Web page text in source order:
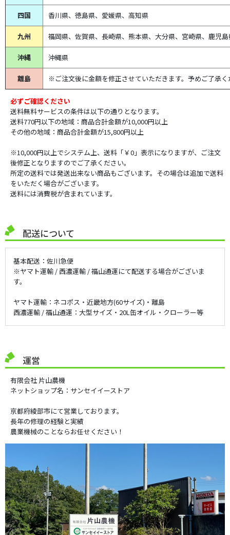
四国 香川県、徳島県、愛媛県、高知県
九州 福岡県、佐賀県、長崎県、熊本県、大分県、宮崎県、鹿児
沖縄 沖縄県
離島 ※ご注文後に金額を修正させていただきます。予めご了承く
必ずご確認ください
送料無料サービスの条件は以下の通りとなります。
送料770円以下の地域：商品合計金額が10,000円以上
その他の地域：商品合計金額が15,800円以上
※10,000円以上でシステム上、送料「￥0」表示になりますが、ご注文
後修正となりますのでご了承ください。
所定の送料では発送出来ない商品もございます。その場合は追加で送料
をいただく場合がございます。
送料には消費税が含まれています。
配送について
基本配送：佐川急便
※ヤマト運輸 / 西濃運輸 / 福山通運にて配送する場合がございま
す。
ヤマト運輸：ネコポス・近畿地方(60サイズ)・離島
西濃運輸 / 福山通運：大型サイズ・20L缶オイル・クローラー等
運営
有限会社 片山農機
ネットショップ名：サンセイイーストア
京都府綾部市にて営業しております。
長年の修理の経験と実績
農業機械のことならお任せください！